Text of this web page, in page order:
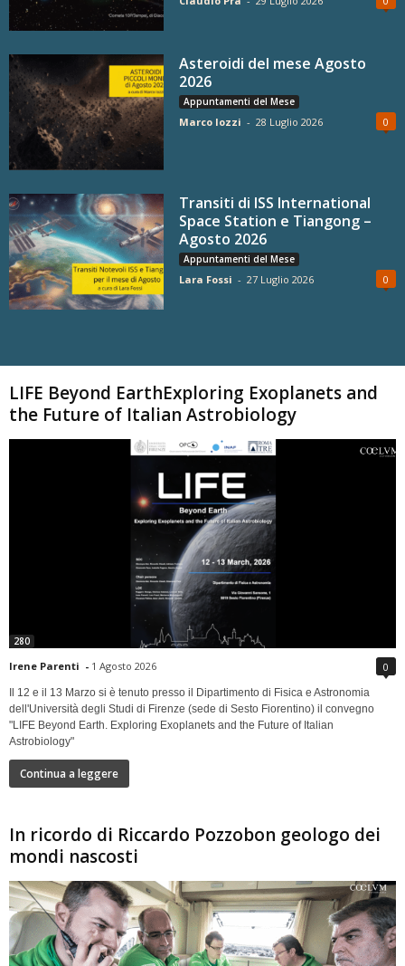
Asteroidi del mese Agosto
2026
Appuntamenti del Mese
Marco Iozzi - 28 Luglio 2026 0
Transiti di ISS International
Space Station e Tiangong –
Agosto 2026
Appuntamenti del Mese
Lara Fossi - 27 Luglio 2026 0
LIFE Beyond EarthExploring Exoplanets and
the Future of Italian Astrobiology
280
Irene Parenti - 1 Agosto 2026 0
Il 12 e il 13 Marzo si è tenuto presso il Dipartimento di Fisica e Astronomia
dell'Università degli Studi di Firenze (sede di Sesto Fiorentino) il convegno
"LIFE Beyond Earth. Exploring Exoplanets and the Future of Italian
Astrobiology"
Continua a leggere
In ricordo di Riccardo Pozzobon geologo dei
mondi nascosti